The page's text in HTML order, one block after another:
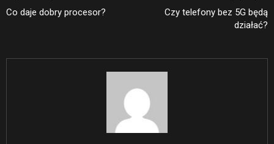
Co daje dobry procesor?
Czy telefony bez 5G będą
działać?